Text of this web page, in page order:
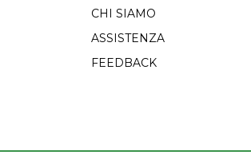
CHI SIAMO
ASSISTENZA
FEEDBACK